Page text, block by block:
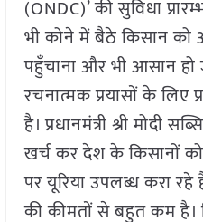
(ONDC)’ की सुविधा
भी कोने में बैठे किसान को
पहुँचाना और भी आसान
रचनात्मक प्रयासों के लिए
है। प्रधानमंत्री श्री मोदी
खर्च कर देश के किसानों
पर यूरिया उपलब्ध करा रहे
की कीमतों से बहुत कम